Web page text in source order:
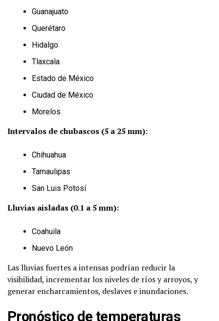
Guanajuato
Querétaro
Hidalgo
Tlaxcala
Estado de México
Ciudad de México
Morelos
Intervalos de chubascos (5 a 25 mm):
Chihuahua
Tamaulipas
San Luis Potosí
Lluvias aisladas (0.1 a 5 mm):
Coahuila
Nuevo León
Las lluvias fuertes a intensas podrían reducir la
visibilidad, incrementar los niveles de ríos y arroyos, y
generar encharcamientos, deslaves e inundaciones.
Pronóstico de temperaturas